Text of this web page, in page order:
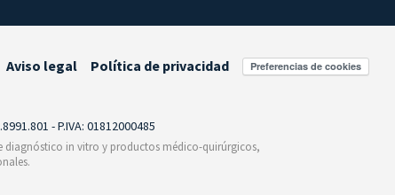
Aviso legal Política de privacidad Preferencias de cookies
- P.IVA: 01812000485
diagnóstico in vitro y productos médico-quirúrgicos,